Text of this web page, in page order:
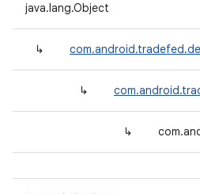
java.lang.Object
↳
↳
↳